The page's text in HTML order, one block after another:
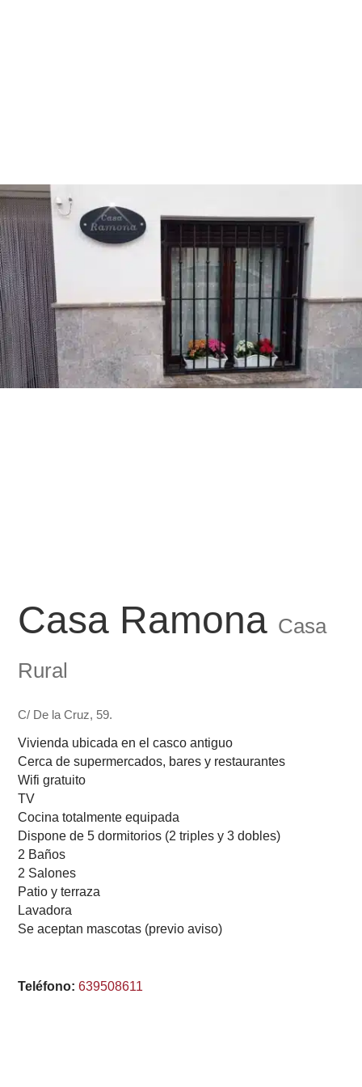
Casa Ramona Casa
Rural
C/ De la Cruz, 59.
Vivienda ubicada en el casco antiguo
Cerca de supermercados, bares y restaurantes
Wifi gratuito
TV
Cocina totalmente equipada
Dispone de 5 dormitorios (2 triples y 3 dobles)
2 Baños
2 Salones
Patio y terraza
Lavadora
Se aceptan mascotas (previo aviso)
Teléfono: 639508611